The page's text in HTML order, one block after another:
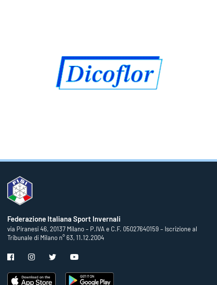
Federazione Italiana Sport Invernali
via Piranesi 46, 20137 Milano – P.IVA e C.F. 05027640159 – Iscrizione al
Tribunale di Milano n° 63, 11.12.2004